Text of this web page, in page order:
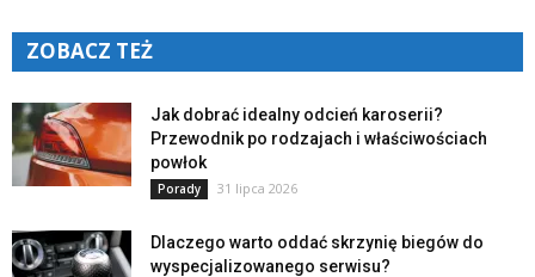
ZOBACZ TEŻ
Jak dobrać idealny odcień karoserii?
Przewodnik po rodzajach i właściwościach
powłok
Porady 31 lipca 2026
Dlaczego warto oddać skrzynię biegów do
wyspecjalizowanego serwisu?